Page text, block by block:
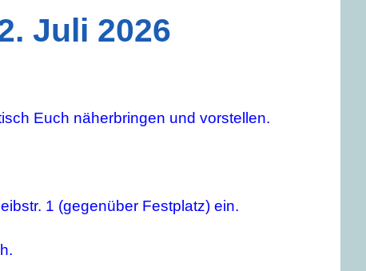
Juli 2026
Euch näherbringen und vorstellen.
1 (gegenüber Festplatz) ein.